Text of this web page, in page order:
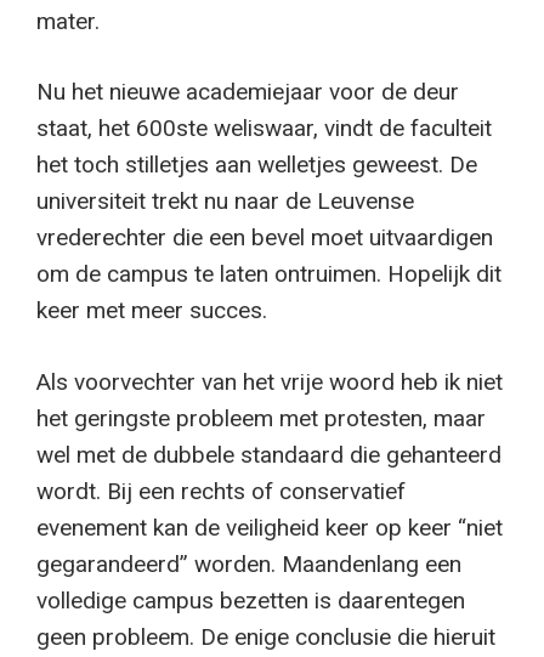
mater.
Nu het nieuwe academiejaar voor de deur
staat, het 600ste weliswaar, vindt de faculteit
het toch stilletjes aan welletjes geweest. De
universiteit trekt nu naar de Leuvense
vrederechter die een bevel moet uitvaardigen
om de campus te laten ontruimen. Hopelijk dit
keer met meer succes.
Als voorvechter van het vrije woord heb ik niet
het geringste probleem met protesten, maar
wel met de dubbele standaard die gehanteerd
wordt. Bij een rechts of conservatief
evenement kan de veiligheid keer op keer “niet
gegarandeerd” worden. Maandenlang een
volledige campus bezetten is daarentegen
geen probleem. De enige conclusie die hieruit